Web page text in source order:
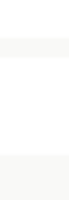
einfache
gegen
ob der
mit
fahrlässig